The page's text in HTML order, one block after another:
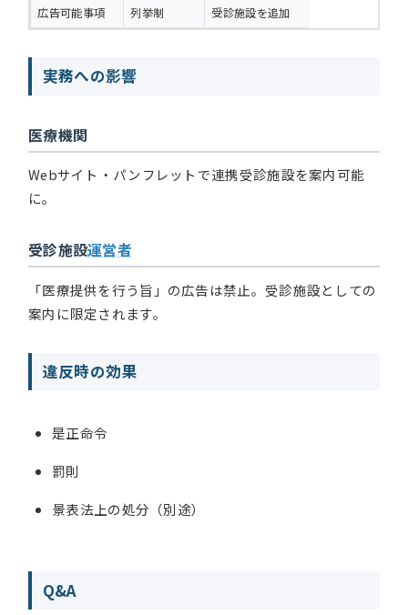
広告可能事項
列挙制 受診施設を追加
実務への影響
医療機関
Webサイト・パンフレットで連携受診施設を案内可能
に。
受診施設運営者
「医療提供を行う旨」の広告は禁止。受診施設としての
案内に限定されます。
違反時の効果
是正命令
罰則
景表法上の処分（別途）
Q&A